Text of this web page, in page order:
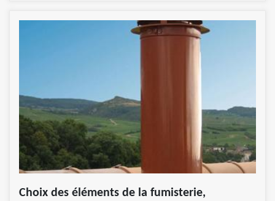
Choix des éléments de la fumisterie,